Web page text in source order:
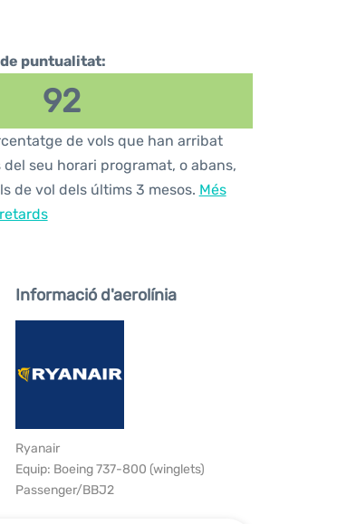
puntualitat:
92
de vols que han arribat
seu horari programat, o abans,
de vol dels últims 3 mesos. Més
Informació d'aerolínia
Ryanair
Equip: Boeing 737-800 (winglets)
Passenger/BBJ2